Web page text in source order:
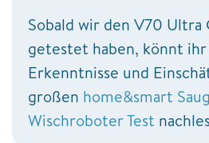
Sobald wir den V70 Ultra
getestet haben, könnt
Erkenntnisse und
großen home&smart
Wischroboter Test